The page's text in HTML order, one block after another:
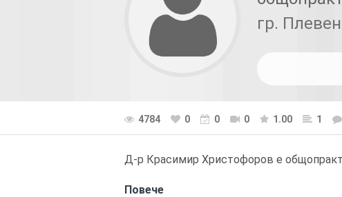
гр. Плевен
4784 0 0 0 1.00 1
Д-р Красимир Христофоров е
Повече